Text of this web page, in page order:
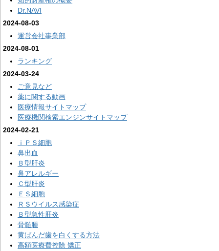
Dr.NAVI
2024-08-03
運営会社事業部
2024-08-01
ランキング
2024-03-24
ご意見など
薬に関する動画
医療情報サイトマップ
医療機関検索エンジンサイトマップ
2024-02-21
ｉＰＳ細胞
鼻出血
Ｂ型肝炎
鼻アレルギー
Ｃ型肝炎
ＥＳ細胞
ＲＳウイルス感染症
Ｂ型急性肝炎
骨髄腫
黄ばんだ歯を白くする方法
高額医療費控除 矯正